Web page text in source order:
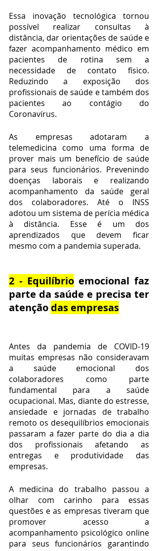
Essa inovação tecnológica tornou
possível realizar consultas à
distância, dar orientações de saúde e
fazer acompanhamento médico em
pacientes de rotina sem a
necessidade de contato físico.
Reduzindo a exposição dos
profissionais de saúde e também dos
pacientes ao contágio do
Coronavírus.
As empresas adotaram a
telemedicina como uma forma de
prover mais um benefício de saúde
para seus funcionários. Prevenindo
doenças laborais e realizando
acompanhamento da saúde geral
dos colaboradores. Até o INSS
adotou um sistema de perícia médica
à distância. Esse é um dos
aprendizados que devem ficar
mesmo com a pandemia superada.
2 - Equilíbrio emocional faz
parte da saúde e precisa ter
atenção das empresas
Antes da pandemia de COVID-19
muitas empresas não consideravam
a saúde emocional dos
colaboradores como parte
fundamental para a saúde
ocupacional. Mas, diante do estresse,
ansiedade e jornadas de trabalho
remoto os desequilíbrios emocionais
passaram a fazer parte do dia a dia
dos profissionais afetando as
entregas e produtividade das
empresas.
A medicina do trabalho passou a
olhar com carinho para essas
questões e as empresas tiveram que
promover acesso a
acompanhamento psicológico online
para seus funcionários garantindo